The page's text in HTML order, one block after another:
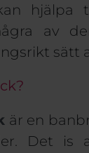
hjälpa
av
sätt
är en
Det is